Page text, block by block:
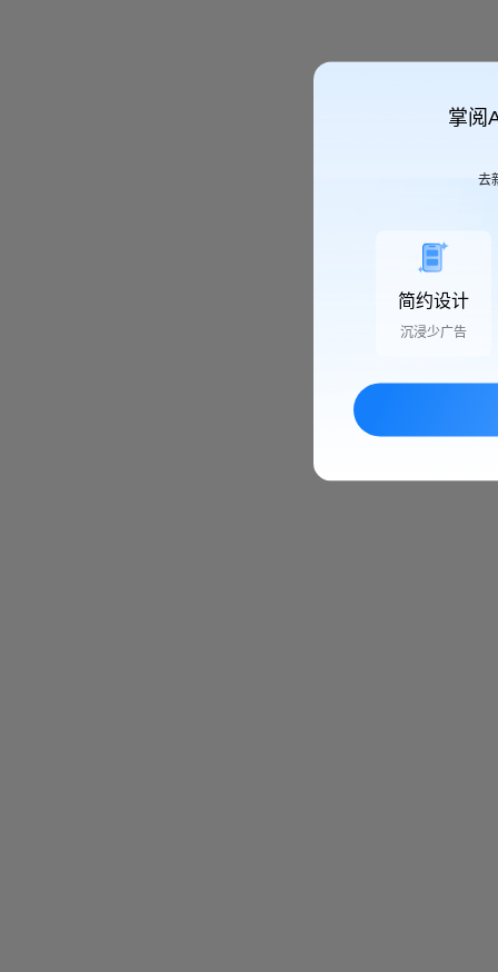
掌阅
去
简约设计
沉浸少广告